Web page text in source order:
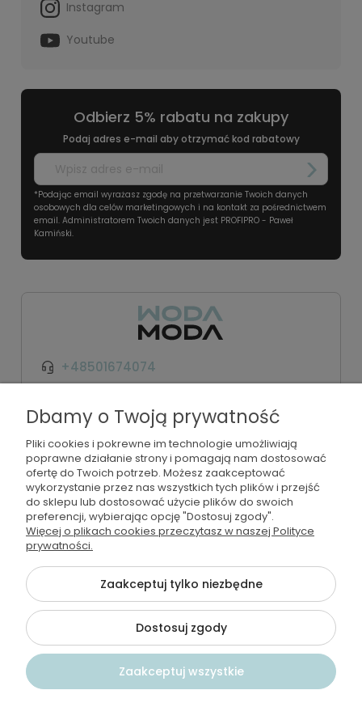
Instagram
Youtube
Odbierz 5% rabatu na zakupy
Podaj adres e-mail aby otrzymać kod rabatowy
*Podając email wyrażasz zgodę na przetwarzanie Twoich danych
osobowych dla celów marketingowych i na kontakt za pośrednictwem
email. Administratorem Twoich danych jest PROFIPRO - Paweł
Kamiński.
+48501674074
Moje konto
Regulamin i polityka
Płatności i dostawa
©2026 Wszelkie Prawa Zastrzeżone | Wodamoda
Szablon Flex by Ecommercy
Dbamy o Twoją prywatność
Pliki cookies i pokrewne im technologie umożliwiają
poprawne działanie strony i pomagają nam dostosować
ofertę do Twoich potrzeb. Możesz zaakceptować
wykorzystanie przez nas wszystkich tych plików i przejść
do sklepu lub dostosować użycie plików do swoich
preferencji, wybierając opcję "Dostosuj zgody".
Więcej o plikach cookies przeczytasz w naszej Polityce
prywatności.
Zaakceptuj tylko niezbędne
Dostosuj zgody
Zaakceptuj wszystkie